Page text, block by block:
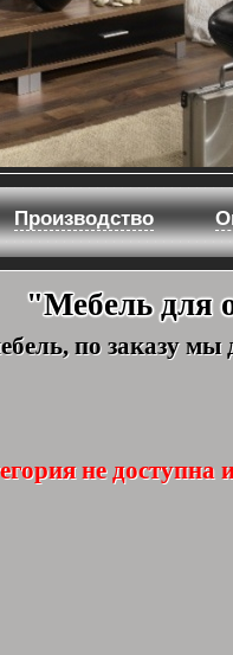
Производство
"Мебель для
по заказу
не доступна